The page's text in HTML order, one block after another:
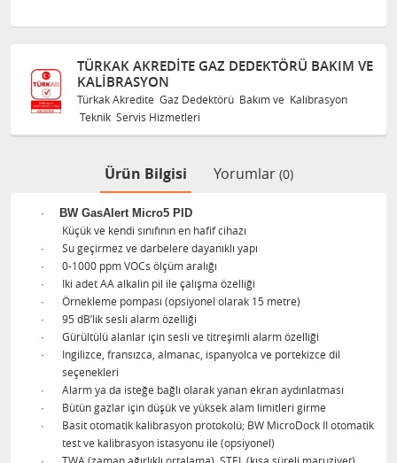
TÜRKAK AKREDITE GAZ DEDEKTÖRÜ BAKIM VE
KALIBRASYON
Türkak Akredite Gaz Dedektörü Bakım ve Kalibrasyon
Teknik Servis Hizmetleri
Ürün Bilgisi Yorumlar (0)
· BW GasAlert Micro5 PID
Küçük ve kendi sınıfının en hafif cihazı
·
Su geçirmez ve darbelere dayanıklı yapı
·
0-1000 ppm VOCs ölçüm aralığı
·
Iki adet AA alkalin pil ile çalışma özelliği
·
Örnekleme pompası (opsiyonel olarak 15 metre)
·
95 dB’lik sesli alarm özelliği
·
Gürültülü alanlar için sesli ve titreşimli alarm özelliği
·
Ingilizce, fransızca, almanac, ispanyolca ve portekizce dil
seçenekleri
·
Alarm ya da isteğe bağlı olarak yanan ekran aydınlatması
·
Bütün gazlar için düşük ve yüksek alam limitleri girme
·
Basit otomatik kalibrasyon protokolü; BW MicroDock II otomatik
test ve kalibrasyon istasyonu ile (opsiyonel)